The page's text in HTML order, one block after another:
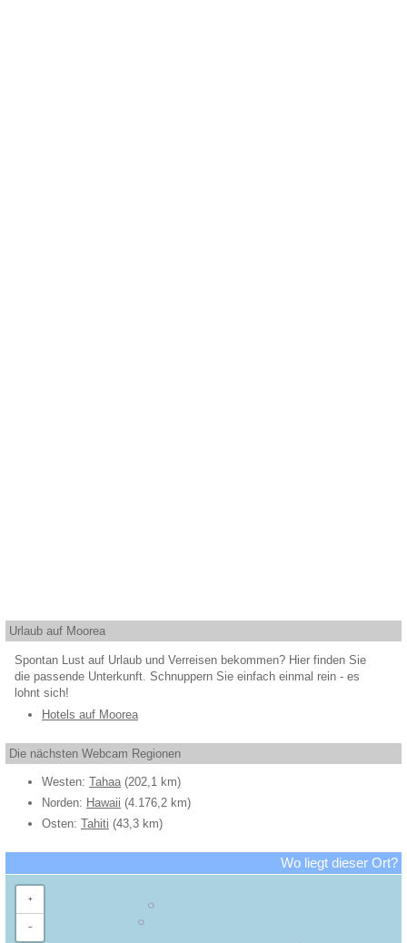
Urlaub auf Moorea
Spontan Lust auf Urlaub und Verreisen bekommen? Hier finden Sie
die passende Unterkunft. Schnuppern Sie einfach einmal rein - es
lohnt sich!
Hotels auf Moorea
Die nächsten Webcam Regionen
Westen: Tahaa (202,1 km)
Norden: Hawaii (4.176,2 km)
Osten: Tahiti (43,3 km)
Wo liegt dieser Ort?
+
−